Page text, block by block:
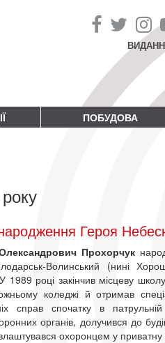
ПОБУДОВА
Героя
Прохорчук
Волинський (нині
1989 році закінчив місцеву
коледжі й отримав
справ спочатку в
органів, долучився до
охоронцем у